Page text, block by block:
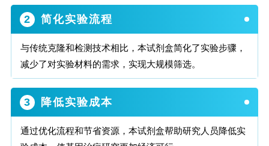
2 简化实验流程
与传统克隆和检测技术相比，本试剂盒简化了实验步骤，
减少了对实验材料的需求，实现大规模筛选。
3 降低实验成本
通过优化流程和节省资源，本试剂盒帮助研究人员降低实